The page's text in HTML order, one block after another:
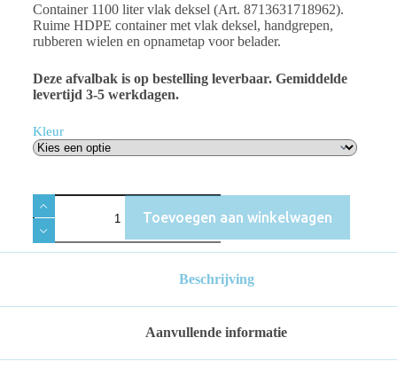
Container 1100 liter vlak deksel (Art. 8713631718962).
Ruime HDPE container met vlak deksel, handgrepen,
rubberen wielen en opnametap voor belader.
Deze afvalbak is op bestelling leverbaar. Gemiddelde
levertijd 3-5 werkdagen.
Kleur
Toevoegen aan winkelwagen
Beschrijving
Aanvullende informatie